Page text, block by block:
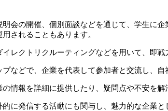
会の開催、個別面談などを通じて、学生に
されることもあります。
レクトリクルーティングなどを用いて、即
などで、企業を代表して参加者と交流し、自
情報を詳細に提供したり、疑問点や不安を
に発信する活動にも関与し、魅力的な企業